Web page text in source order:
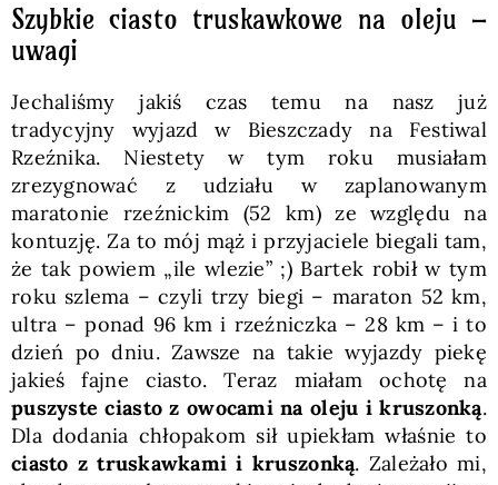
Szybkie ciasto truskawkowe na oleju –
uwagi
Jechaliśmy jakiś czas temu na nasz już
tradycyjny wyjazd w Bieszczady na Festiwal
Rzeźnika. Niestety w tym roku musiałam
zrezygnować z udziału w zaplanowanym
maratonie rzeźnickim (52 km) ze względu na
kontuzję. Za to mój mąż i przyjaciele biegali tam,
że tak powiem „ile wlezie” ;) Bartek robił w tym
roku szlema – czyli trzy biegi – maraton 52 km,
ultra – ponad 96 km i rzeźniczka – 28 km – i to
dzień po dniu. Zawsze na takie wyjazdy piekę
jakieś fajne ciasto. Teraz miałam ochotę na
puszyste ciasto z owocami na oleju i kruszonką.
Dla dodania chłopakom sił upiekłam właśnie to
ciasto z truskawkami i kruszonką. Zależało mi,